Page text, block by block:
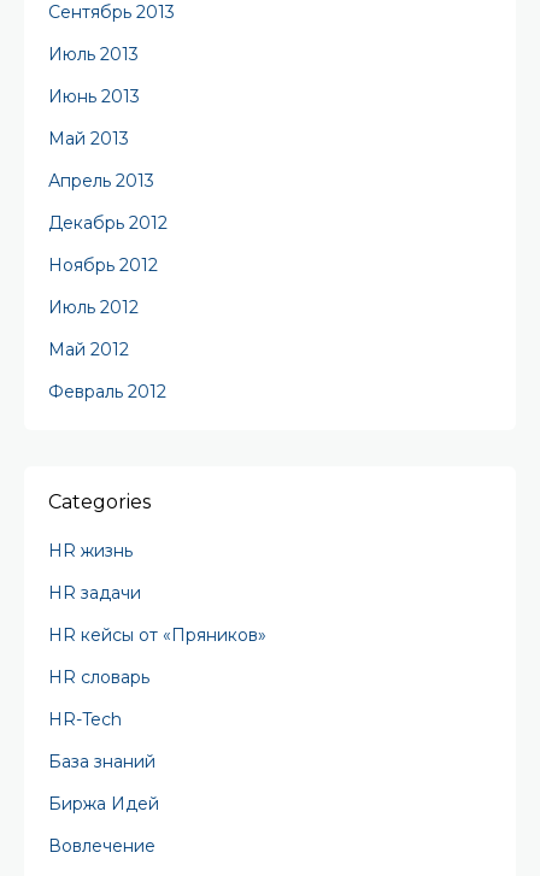
Сентябрь 2013
Июль 2013
Июнь 2013
Май 2013
Апрель 2013
Декабрь 2012
Ноябрь 2012
Июль 2012
Май 2012
Февраль 2012
Categories
HR жизнь
HR задачи
HR кейсы от «Пряников»
HR словарь
HR-Tech
База знаний
Биржа Идей
Вовлечение